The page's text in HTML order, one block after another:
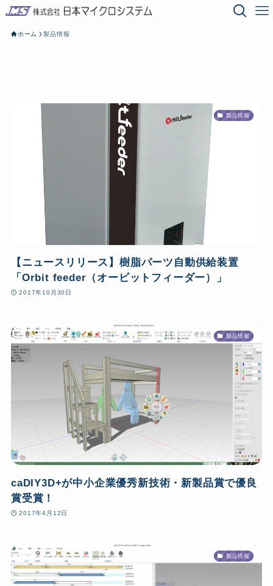
ホーム 製品情報
製品情報
【ニュースリリース】樹脂パーツ自動供給装置
「Orbit feeder（オービットフィーダー）」
2017年10月30日
製品情報
caDIY3D+が中小企業優秀新技術・新製品賞で優良
賞受賞！
2017年4月12日
製品情報